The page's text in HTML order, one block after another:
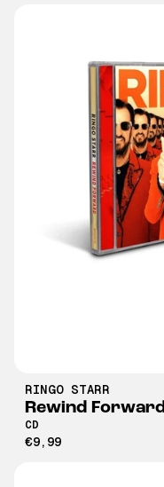
RINGO STARR
Rewind Forward
CD
€9,99